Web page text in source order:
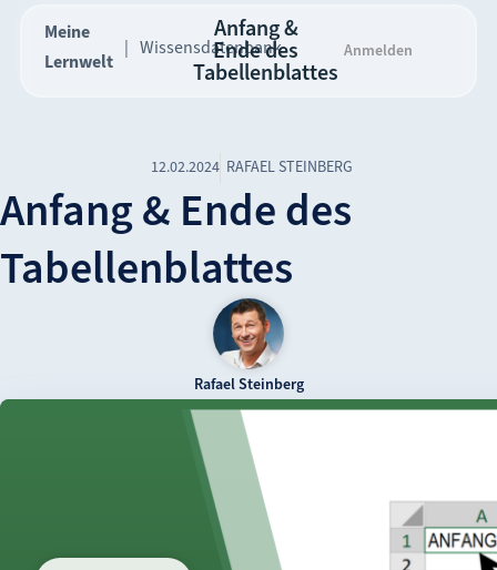
Meine
Lernwelt
Wissensdatenbank
Anfang &
Ende des
Tabellenblattes
Anmelden
12.02.2024 RAFAEL STEINBERG
Anfang & Ende des
Tabellenblattes
Rafael Steinberg